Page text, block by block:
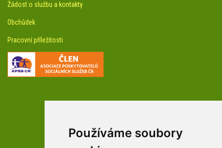
Používáme soubory
Žádost o službu a kontakty
Obchůdek
Pracovní příležitosti
facebookové profily domova a arboreta